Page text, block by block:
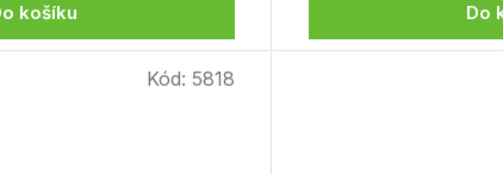
košíku Do
Kód: 5818